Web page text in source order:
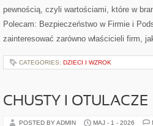
pewnością, czyli wartościami, które w
Polecam: Bezpieczeństwo w Firmie i
zainteresować zarówno właścicieli firm,
CATEGORIES: DZIECI I WZROK
CHUSTY I OTULACZE
POSTED BY ADMIN MAJ - 1 - 2026